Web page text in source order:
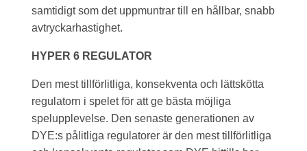
samtidigt som det uppmuntrar till en hållbar, snabb
avtryckarhastighet.
HYPER 6 REGULATOR
Den mest tillförlitliga, konsekventa och lättskötta
regulatorn i spelet för att ge bästa möjliga
spelupplevelse. Den senaste generationen av
DYE:s pålitliga regulatorer är den mest tillförlitliga